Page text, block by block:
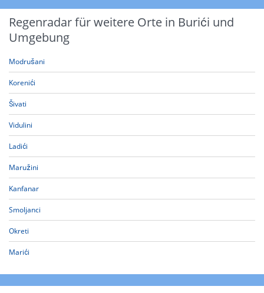
Regenradar für weitere Orte in Burići und
Umgebung
Modrušani
Korenići
Šivati
Vidulini
Ladići
Maružini
Kanfanar
Smoljanci
Okreti
Marići